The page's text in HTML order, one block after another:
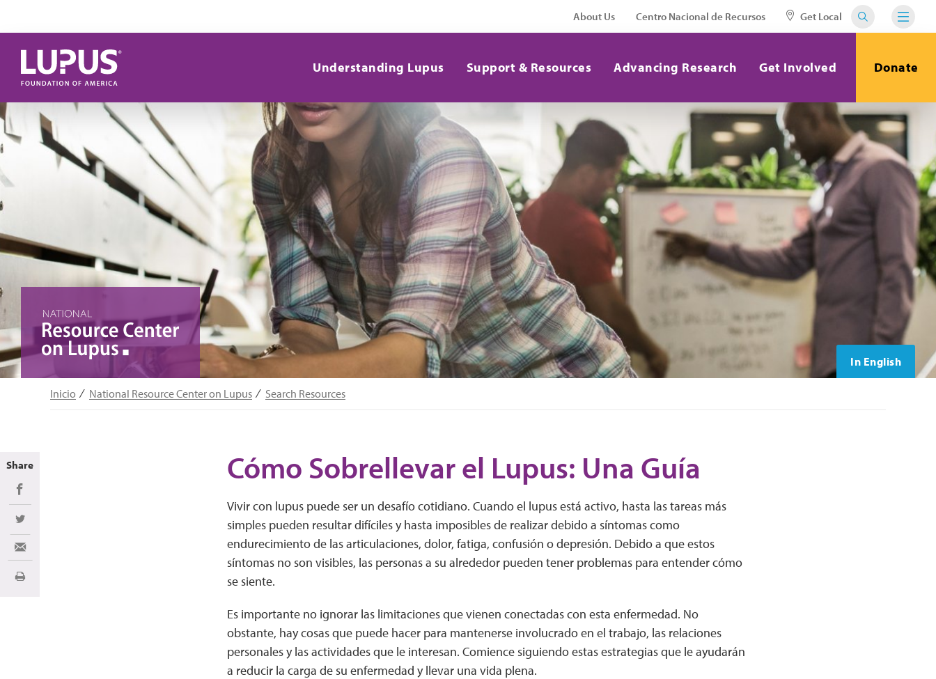
About Us Centro Nacional de Recursos Get Local
Understanding Lupus Support & Resources Advancing Research Get Involved Donate
In English
Inicio National Resource Center on Lupus Search Resources
Cómo Sobrellevar el Lupus: Una Guía
Vivir con lupus puede ser un desafío cotidiano. Cuando el lupus está activo, hasta las tareas más
simples pueden resultar difíciles y hasta imposibles de realizar debido a síntomas como
endurecimiento de las articulaciones, dolor, fatiga, confusión o depresión. Debido a que estos
síntomas no son visibles, las personas a su alrededor pueden tener problemas para entender cómo
se siente.
Es importante no ignorar las limitaciones que vienen conectadas con esta enfermedad. No
obstante, hay cosas que puede hacer para mantenerse involucrado en el trabajo, las relaciones
personales y las actividades que le interesan. Comience siguiendo estas estrategias que le ayudarán
a reducir la carga de su enfermedad y llevar una vida plena.
Share
Share on Facebook
Share on Twitter
Share via Email
Imprimir